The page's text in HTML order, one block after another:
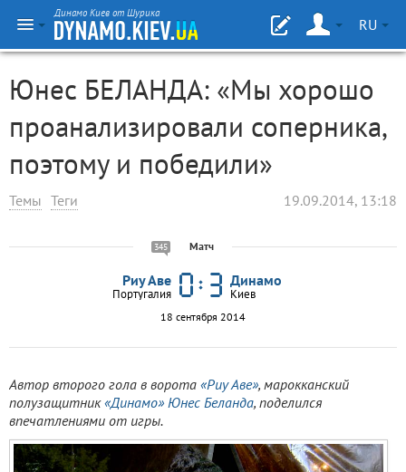
Динамо Киев от Шурика
RU
Юнес БЕЛАНДА: «Мы хорошо
проанализировали соперника,
поэтому и победили»
Темы Теги 19.09.2014, 13:18
345 Матч
Риу Аве
Португалия
Динамо
Киев
18 сентября 2014
Автор второго гола в ворота «Риу Аве», марокканский
полузащитник«Динамо»Юнес Беланда, поделился
впечатлениями от игры.